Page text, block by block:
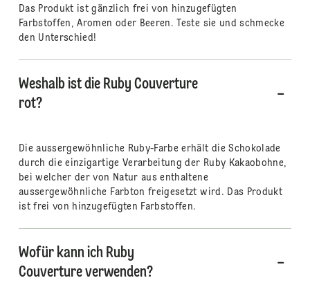
Das Produkt ist gänzlich frei von hinzugefügten
Farbstoffen, Aromen oder Beeren. Teste sie und schmecke
den Unterschied!
Weshalb ist die Ruby Couverture
rot?
Die aussergewöhnliche Ruby-Farbe erhält die Schokolade
durch die einzigartige Verarbeitung der Ruby Kakaobohne,
bei welcher der von Natur aus enthaltene
aussergewöhnliche Farbton freigesetzt wird. Das Produkt
ist frei von hinzugefügten Farbstoffen.
Wofür kann ich Ruby
Couverture verwenden?